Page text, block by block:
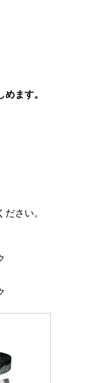
ます。
さい。